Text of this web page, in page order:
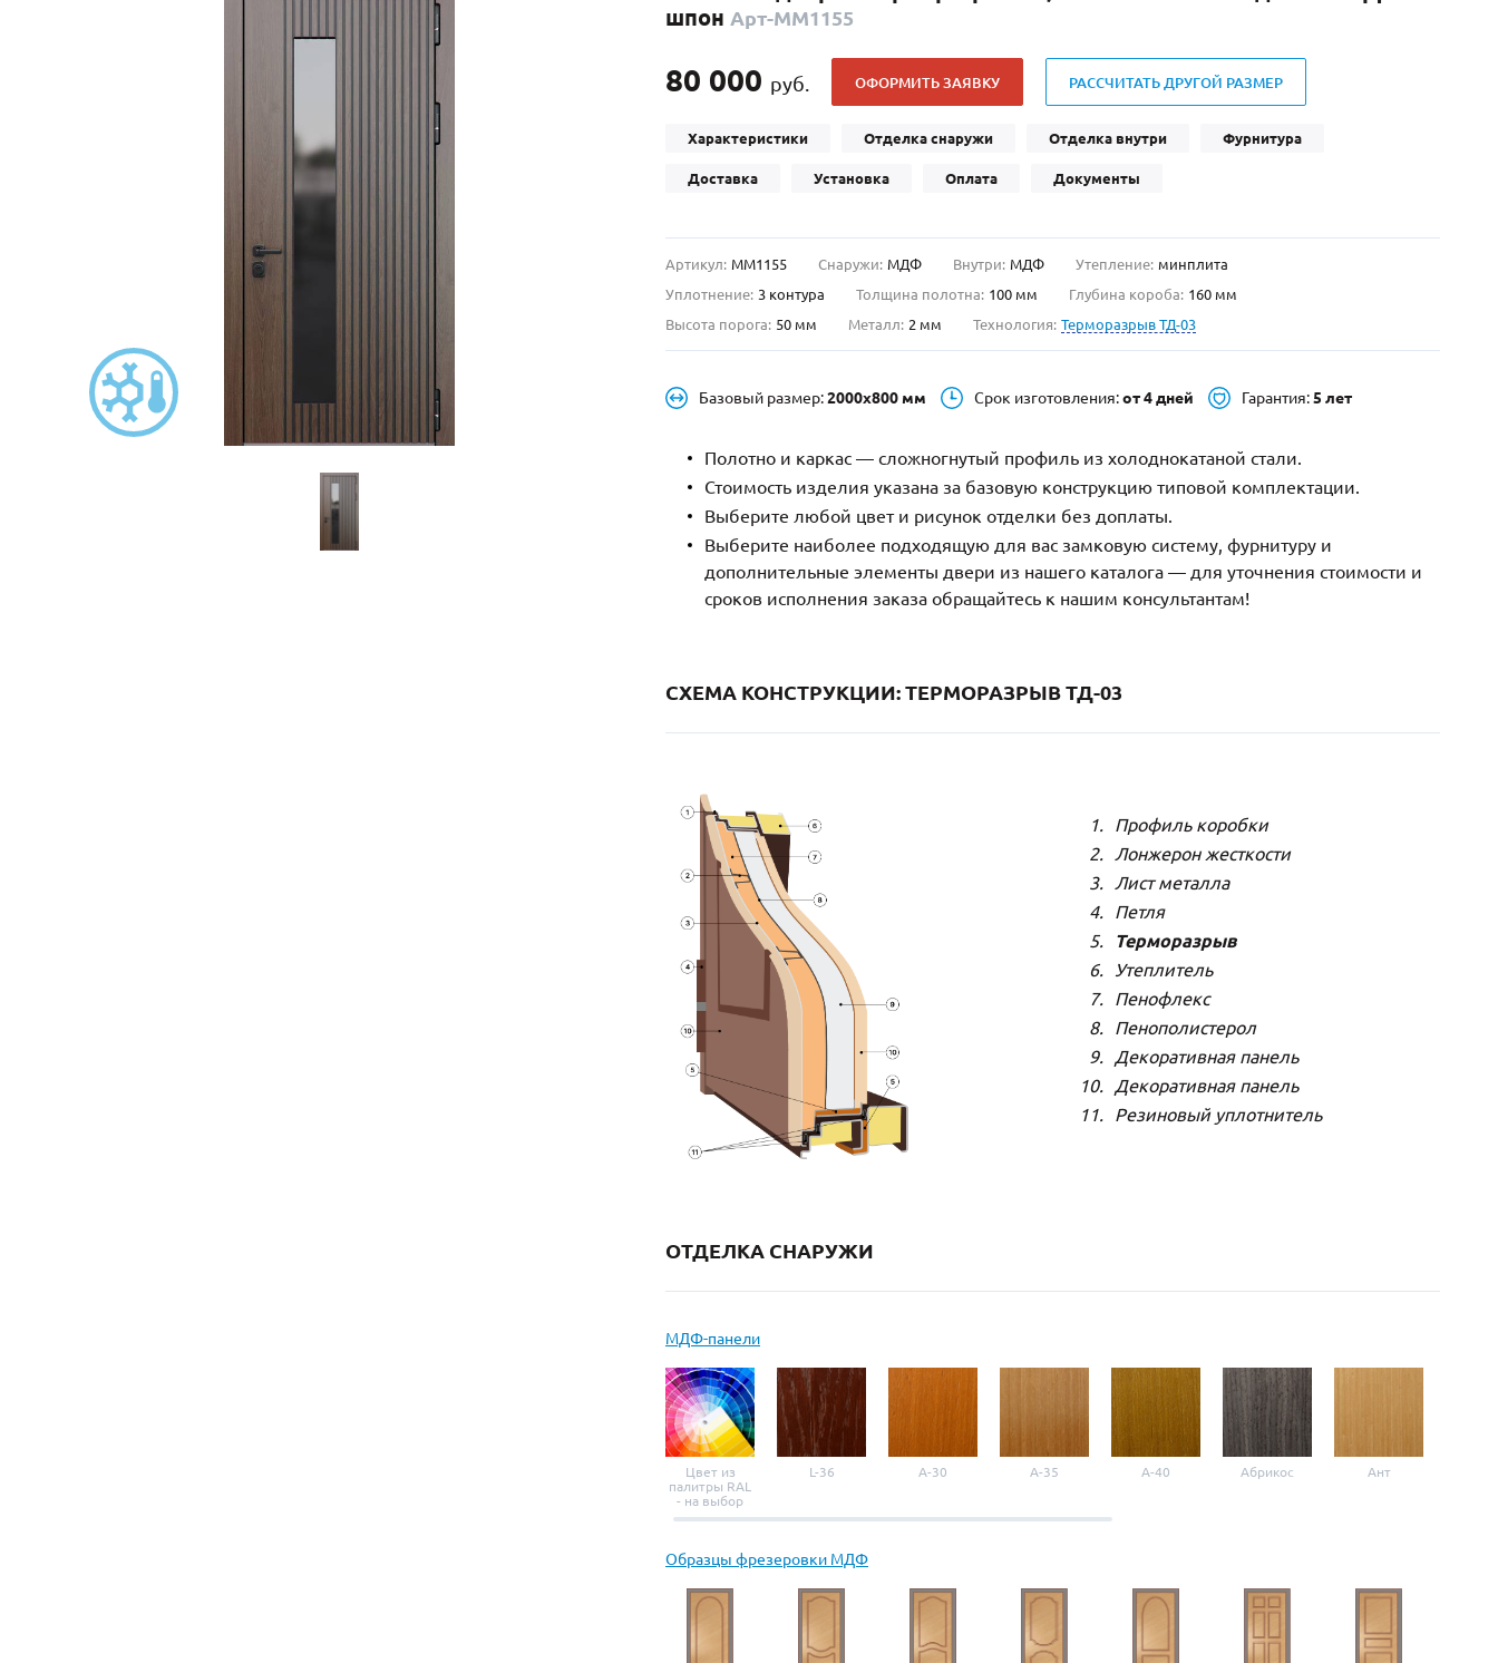
С геометрическим рисунком(46)
Для дачи
Для бани
Для магазина
Для электрощитовой
С отбойником
С импостами (73)
С витражами (11)
В современном стиле
С фрамугой(265)
4-го класса защиты (499)
Полуторапольные
шпон Арт-ММ1155
80 000 руб. ОФОРМИТЬ ЗАЯВКУ РАССЧИТАТЬ ДРУГОЙ РАЗМЕР
Характеристики Отделка снаружи Отделка внутри Фурнитура
Доставка Установка Оплата Документы
Артикул: ММ1155 Снаружи: МДФ Внутри: МДФ Утепление: минплита
Уплотнение: 3 контура Толщина полотна: 100 мм Глубина короба: 160 мм
Высота порога: 50 мм Металл: 2 мм Технология: Терморазрыв ТД-03
Базовый размер:2000х800 мм Срок изготовления:от 4 дней Гарантия:5 лет
Полотно и каркас — сложногнутый профиль из холоднокатаной стали.
Стоимость изделия указана за базовую конструкцию типовой комплектации.
Выберите любой цвет и рисунок отделки без доплаты.
Выберите наиболее подходящую для вас замковую систему, фурнитуру и
дополнительные элементы двери из нашего каталога — для уточнения стоимости и
сроков исполнения заказа обращайтесь к нашим консультантам!
СХЕМА КОНСТРУКЦИИ: ТЕРМОРАЗРЫВ ТД-03
Профиль коробки
Лонжерон жесткости
Лист металла
Петля
Терморазрыв
Утеплитель
Пенофлекс
Пенополистерол
Декоративная панель
Декоративная панель
Резиновый уплотнитель
ОТДЕЛКА СНАРУЖИ
МДФ-панели
Цвет из
палитры RAL
- на выбор
L-36 A-30 A-35 A-40 Абрикос Ант
Образцы фрезеровки МДФ